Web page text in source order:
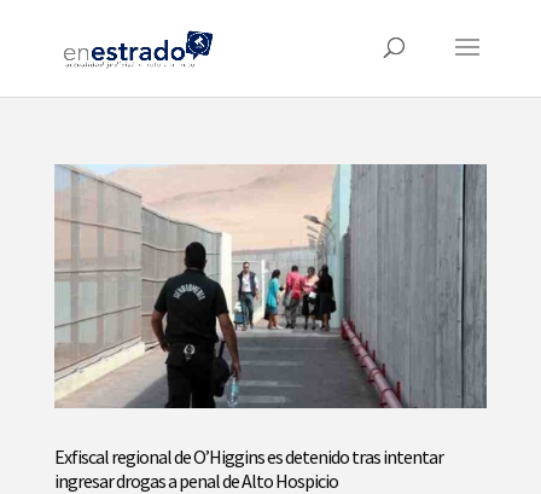
Exfiscal regional de O’Higgins es detenido tras intentar
ingresar drogas a penal de Alto Hospicio